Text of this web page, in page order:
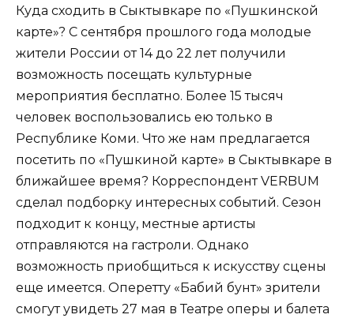
Куда сходить в Сыктывкаре по «Пушкинской
карте»? С сентября прошлого года молодые
жители России от 14 до 22 лет получили
возможность посещать культурные
мероприятия бесплатно. Более 15 тысяч
человек воспользовались ею только в
Республике Коми. Что же нам предлагается
посетить по «Пушкиной карте» в Сыктывкаре в
ближайшее время? Корреспондент VERBUM
сделал подборку интересных событий. Сезон
подходит к концу, местные артисты
отправляются на гастроли. Однако
возможность приобщиться к искусству сцены
еще имеется. Оперетту «Бабий бунт» зрители
смогут увидеть 27 мая в Театре оперы и балета